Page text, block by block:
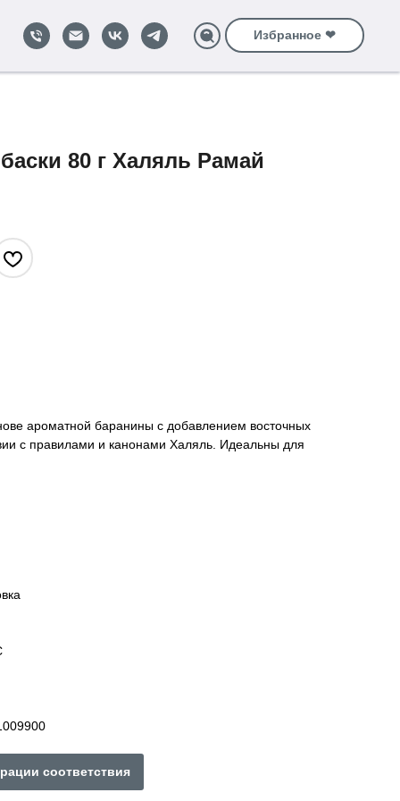
Избранное ❤
80 г Халяль Рамай
ароматной баранины с добавлением восточных
с правилами и канонами Халяль. Идеальны для
соответствия